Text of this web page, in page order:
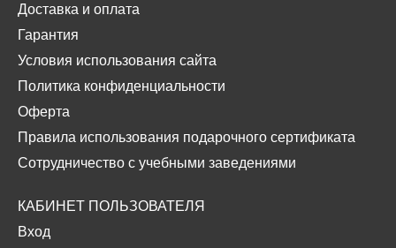
Доставка и оплата
Гарантия
Условия использования сайта
Политика конфиденциальности
Оферта
Правила использования подарочного сертификата
Сотрудничество с учебными заведениями
КАБИНЕТ ПОЛЬЗОВАТЕЛЯ
Вход